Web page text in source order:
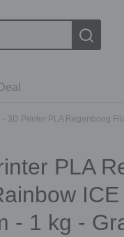
- 3D Printer PLA Regenboog
PLA
- 1 kg -